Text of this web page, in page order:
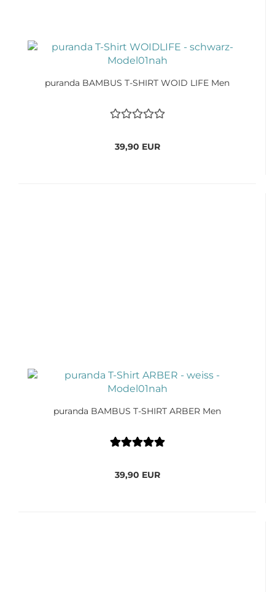
puranda BAMBUS T-SHIRT WOID LIFE Men
39,90 EUR
puranda BAMBUS T-SHIRT ARBER Men
39,90 EUR